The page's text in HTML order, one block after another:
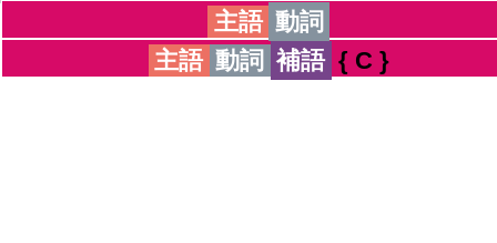
主語 動詞
主語 動詞 補語 { C }